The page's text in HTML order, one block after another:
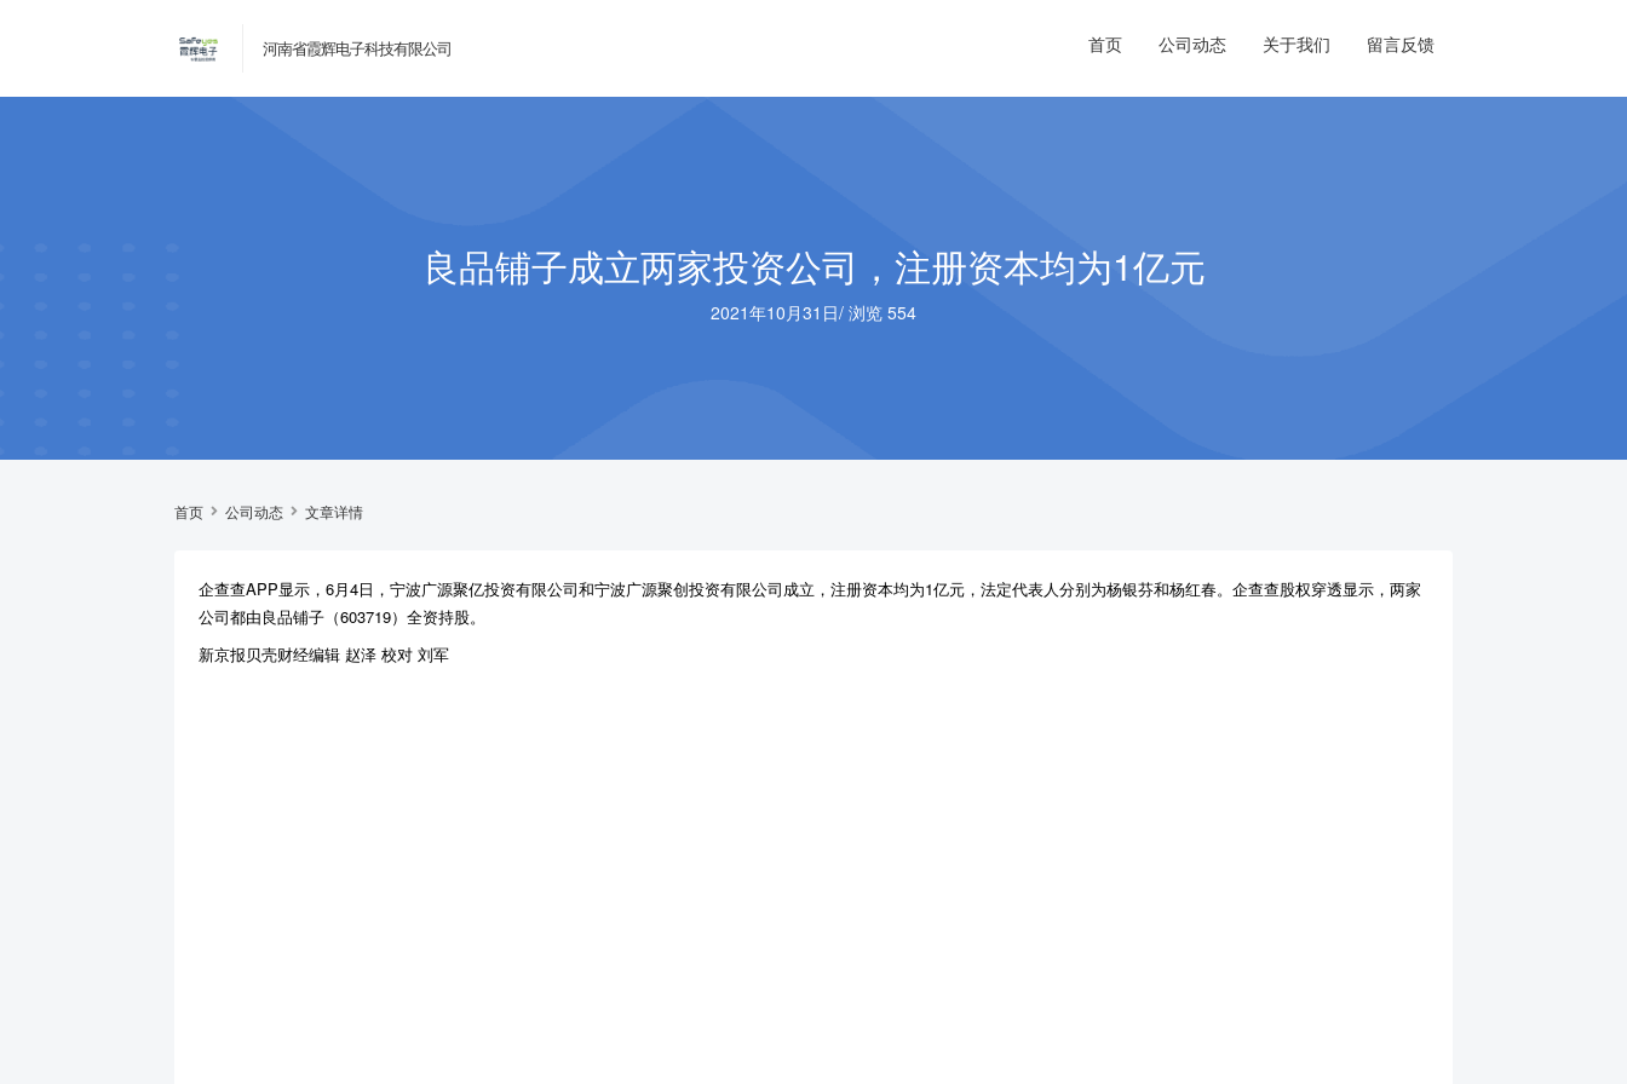
河南省霞辉电子科技有限公司 首页 公司动态 关于我们 留言反馈
良品铺子成立两家投资公司，注册资本均为1亿元
2021年10月31日/ 浏览 554
首页 公司动态 文章详情
企查查APP显示，6月4日，宁波广源聚亿投资有限公司和宁波广源聚创投资有限公司成立，注册资本均为1亿元，法定代表人分别为杨银芬和杨红春。企查查股权穿透显示，两家
公司都由良品铺子（603719）全资持股。
新京报贝壳财经编辑 赵泽 校对 刘军